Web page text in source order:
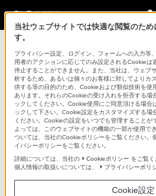
Xperia(TM) Tablet S
当社ウェブサイトでは快適な閲覧のた
す。
プライバシー設定、ログイン、フォームへの入力等
用者のアクションに応じてのみ設定されるCookieは
停止することができません。また、当社は、ウェブ
析するため、あるいは個々のお客様に対してよりカ
供する等の目的のため、Cookieおよび類似技術を使
あります。それらのCookieの受け入れを拒否する場
ックしてください。Cookie使用にご同意頂ける場合
ックして下さい。Cookie設定をカスタマイズする場
ください。Cookieの設定をいつでも管理することが
よっては、このウェブサイトの機能の一部が使用で
ついては、当社のCookieポリシーをご覧ください。
イバシーポリシーをご覧ください。
詳細については、当社の
Cookieポリシー をご覧く
個人情報の取扱いについては、
プライバシーポリ
Cookie設定